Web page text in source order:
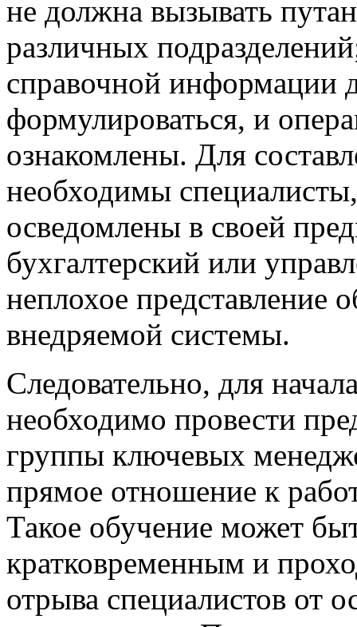
не должна вызывать
различных
справочной информации
формулироваться, и
ознакомлены. Для
необходимы
осведомлены в своей
бухгалтерский или
неплохое представление
внедряемой системы.
Следовательно, для
необходимо провести
группы ключевых
прямое отношение к
Такое обучение может
кратковременным и
отрыва специалистов от